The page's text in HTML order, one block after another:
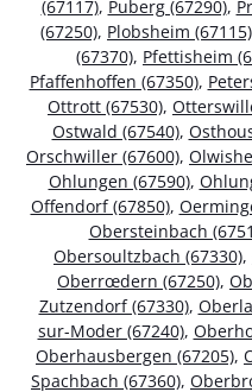
(67117), Puberg (67290),
(67250), Plobsheim (67115)
(67370), Pfettisheim
Pfaffenhoffen (67350),
Ottrott (67530),
Ostwald (67540),
Orschwiller (67600),
Ohlungen (67590),
Offendorf (67850),
Obersteinbach
Obersoultzbach (67330),
Oberrœdern (67250),
Zutzendorf (67330),
sur-Moder (67240),
Oberhausbergen (67205),
Spachbach (67360),